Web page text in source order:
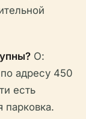
О:
адресу 450
есть
парковка.